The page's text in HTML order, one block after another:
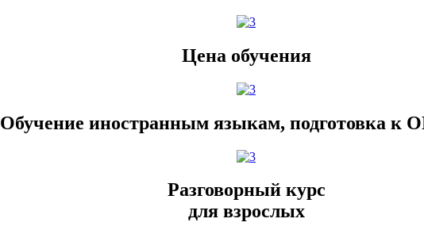
Цена обучения
Обучение иностранным языкам, подготовка к
Разговорный курс
для взрослых